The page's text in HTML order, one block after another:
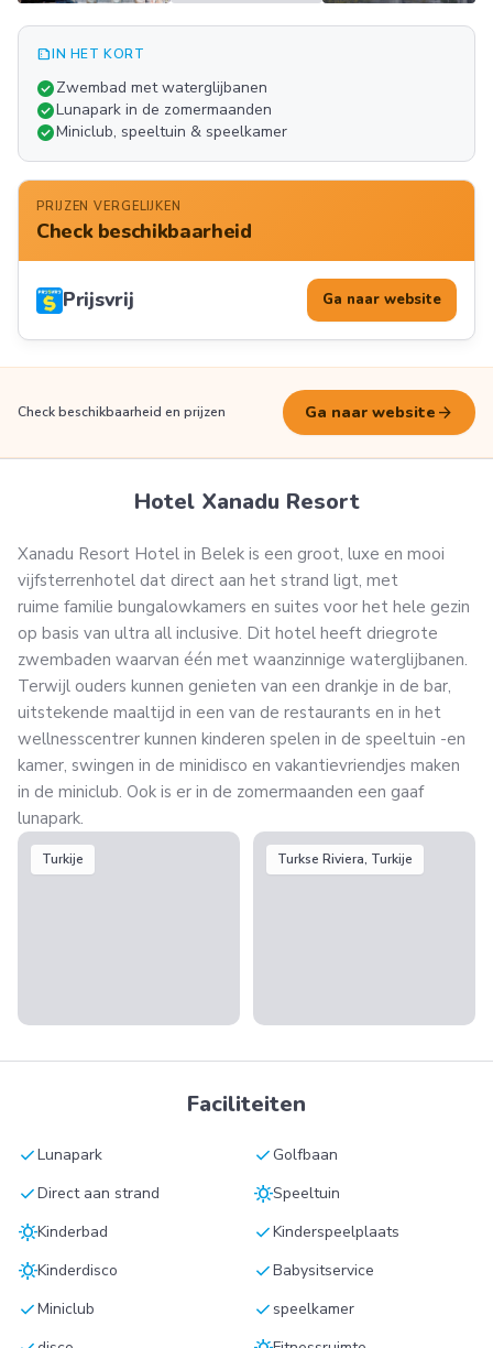
summarizeIN HET KORT
check_circleZwembad met waterglijbanen
check_circleLunapark in de zomermaanden
check_circleMiniclub, speeltuin & speelkamer
PRIJZEN VERGELIJKEN
Check beschikbaarheid
Prijsvrij Ga naar website
Check beschikbaarheid en prijzen Ga naar website arrow_forward
Hotel Xanadu Resort
Xanadu Resort Hotel in Belek is een groot, luxe en mooi
vijfsterrenhotel dat direct aan het strand ligt, met
ruime familie bungalowkamers en suites voor het hele gezin
op basis van ultra all inclusive. Dit hotel heeft driegrote
zwembaden waarvan één met waanzinnige waterglijbanen.
Terwijl ouders kunnen genieten van een drankje in de bar,
uitstekende maaltijd in een van de restaurants en in het
wellnesscentrer kunnen kinderen spelen in de speeltuin -en
kamer, swingen in de minidisco en vakantievriendjes maken
in de miniclub. Ook is er in de zomermaanden een gaaf
lunapark.
Turkije Turkse Riviera, Turkije
Faciliteiten
checkLunapark check Golfbaan
checkDirect aan strand sunnySpeeltuin
sunnyKinderbad checkKinderspeelplaats
sunnyKinderdisco checkBabysitservice
checkMiniclub check speelkamer